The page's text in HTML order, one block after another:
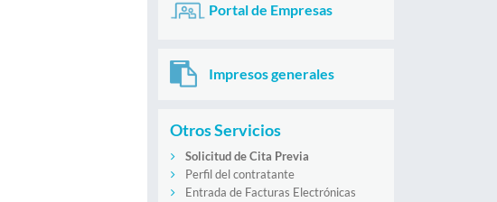
Portal de Empresas
Impresos generales
Otros Servicios
Solicitud de Cita Previa
Perfil del contratante
Entrada de Facturas Electrónicas